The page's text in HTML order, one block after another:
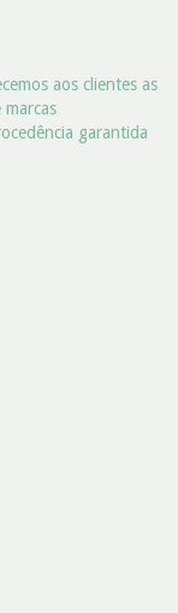
aos clientes as
garantida